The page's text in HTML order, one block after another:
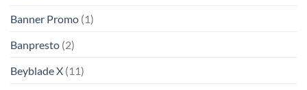
Banner Promo (1)
Banpresto (2)
Beyblade X (11)